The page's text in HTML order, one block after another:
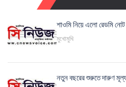
শাওমি নিয়ে এলো রেডমি
মুখোমুখি
নতুন বছরের শুরুতে দারুণ